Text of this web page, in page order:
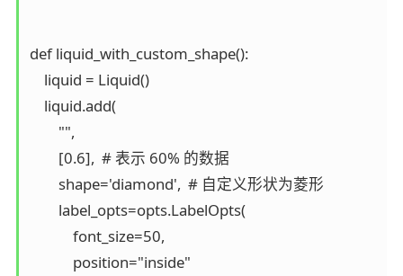
def liquid_with_custom_shape():
    liquid = Liquid()
    liquid.add(
        "",
        [0.6],  # 表示 60% 的数据
        shape='diamond',  # 自定义形状为菱形
        label_opts=opts.LabelOpts(
            font_size=50,
            position="inside"